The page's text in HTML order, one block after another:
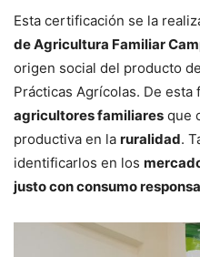
Esta certificación se la
de Agricultura Familiar
origen social del producto
Prácticas Agrícolas. De
agricultores familiares que
productiva en la ruralidad.
identificarlos en los
justo con consumo